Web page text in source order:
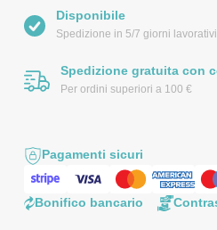
Disponibile
Spedizione in 5/7 giorni lavorativi
Spedizione gratuita con
Per ordini superiori a 100 €
Pagamenti sicuri
Bonifico bancario